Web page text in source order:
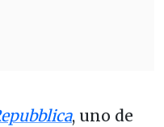
, uno de